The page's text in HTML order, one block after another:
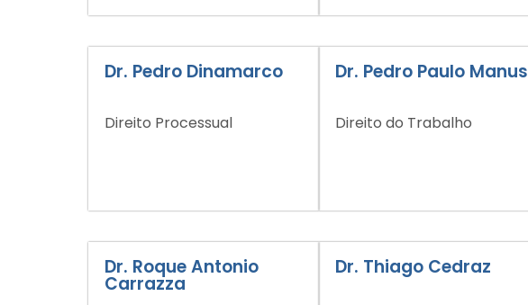
Dr. Pedro Dinamarco
Direito Processual
Dr. Pedro Paulo Manus
Direito do Trabalho
Dr. Roque Antonio
Carrazza
Dr. Thiago Cedraz